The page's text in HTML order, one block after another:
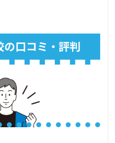
の口コミ・評判